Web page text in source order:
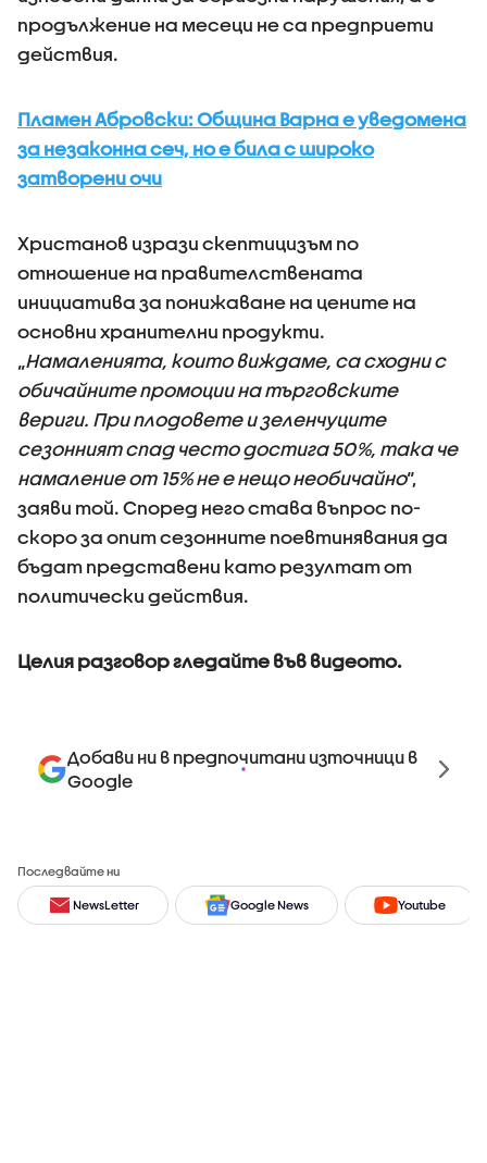
продължение на месеци не са предприети
действия.
Пламен Абровски: Община Варна е уведомена
за незаконна сеч, но е била с широко
затворени очи
Христанов изрази скептицизъм по
отношение на правителствената
инициатива за понижаване на цените на
основни хранителни продукти.
„Намаленията, които виждаме, са сходни с
обичайните промоции на търговските
вериги. При плодовете и зеленчуците
сезонният спад често достига 50%, така че
намаление от 15% не е нещо необичайно“,
заяви той. Според него става въпрос по-
скоро за опит сезонните поевтинявания да
бъдат представени като резултат от
политически действия.
Целия разговор гледайте във видеото.
Добави ни в предпочитани източници в
Google
Последвайте ни
NewsLetter Google News Youtube